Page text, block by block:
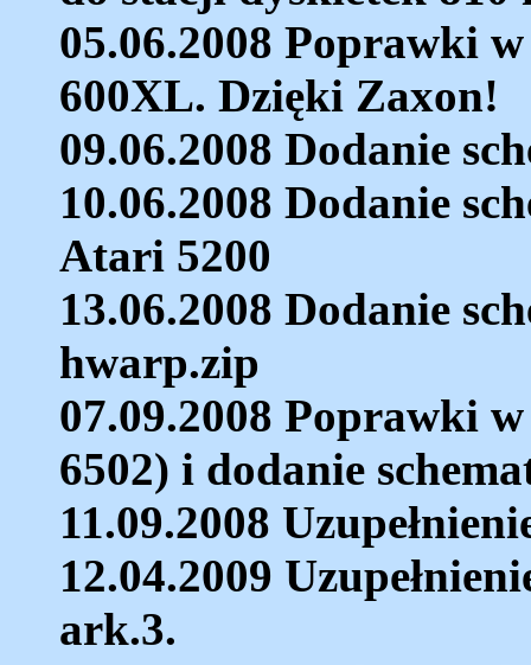
05.06.2008 Poprawki
600XL. Dzięki Zaxon!
09.06.2008 Dodanie
10.06.2008 Dodanie
Atari 5200
13.06.2008 Dodanie
hwarp.zip
07.09.2008 Poprawki
6502) i dodanie
11.09.2008
12.04.2009
ark.3.